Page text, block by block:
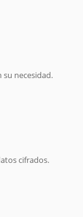
su necesidad.
cifrados.